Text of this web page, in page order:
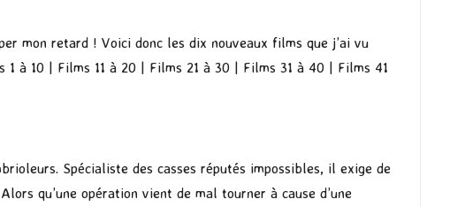
mon retard ! Voici donc les dix nouveaux films que j’ai vu
1 à 10 | Films 11 à 20 | Films 21 à 30 | Films 31 à 40 | Films 41
Spécialiste des casses réputés impossibles, il exige de
qu’une opération vient de mal tourner à cause d’une